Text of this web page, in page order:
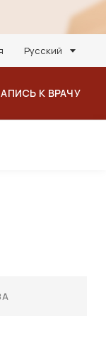
Русский
К ВРАЧУ